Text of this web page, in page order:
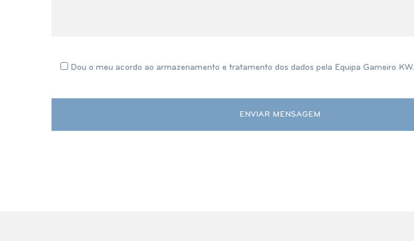
Dou o meu acordo ao armazenamento e tratamento dos dados pela Equipa Gameiro KW.